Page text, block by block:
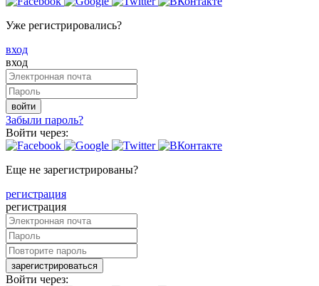
Уже регистрировались?
вход
вход
войти
Забыли пароль?
Войти через:
Еще не зарегистрированы?
регистрация
регистрация
зарегистрироваться
Войти через: